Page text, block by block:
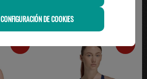
CONFIGURACIÓN DE COOKIES